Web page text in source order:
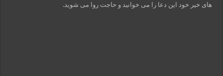
های خیر خود این دعا را می خوانید و حاجت روا می شوید.